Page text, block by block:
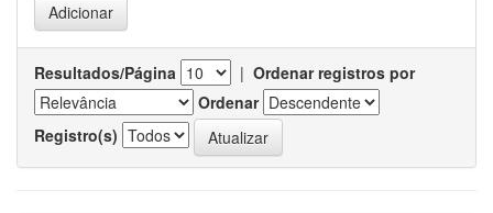
Resultados/Página | Ordenar registros por
Ordenar
Registro(s)